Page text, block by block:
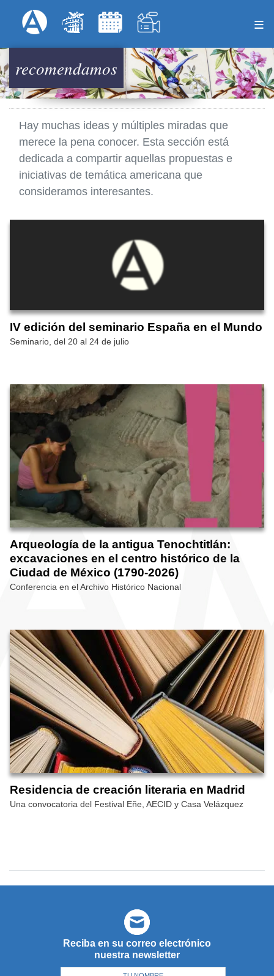
al
principal
Menú Superior
recomendamos
Hay muchas ideas y múltiples miradas que
merece la pena conocer. Esta sección está
dedicada a compartir aquellas propuestas e
iniciativas de temática americana que
consideramos interesantes.
IV edición del seminario España en el Mundo
Seminario, del 20 al 24 de julio
Arqueología de la antigua Tenochtitlán:
excavaciones en el centro histórico de la
Ciudad de México (1790-2026)
Conferencia en el Archivo Histórico Nacional
Residencia de creación literaria en Madrid
Una convocatoria del Festival Eñe, AECID y Casa Velázquez
Reciba en su correo electrónico
nuestra newsletter